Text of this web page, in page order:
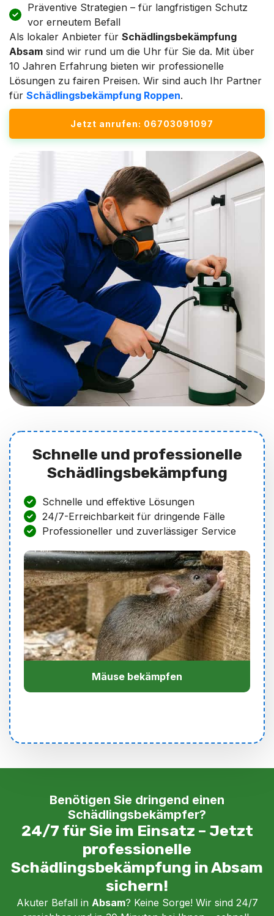
Präventive Strategien – für langfristigen Schutz
vor erneutem Befall
Als lokaler Anbieter für Schädlingsbekämpfung
Absam sind wir rund um die Uhr für Sie da. Mit über
10 Jahren Erfahrung bieten wir professionelle
Lösungen zu fairen Preisen. Wir sind auch Ihr Partner
für Schädlingsbekämpfung Roppen.
Jetzt anrufen: 06703091097
Schnelle und professionelle
Schädlingsbekämpfung
Schnelle und effektive Lösungen
24/7-Erreichbarkeit für dringende Fälle
Professioneller und zuverlässiger Service
Mäuse bekämpfen
Benötigen Sie dringend einen
Schädlingsbekämpfer?
24/7 für Sie im Einsatz – Jetzt
professionelle
Schädlingsbekämpfung in Absam
sichern!
Akuter Befall in Absam? Keine Sorge! Wir sind 24/7